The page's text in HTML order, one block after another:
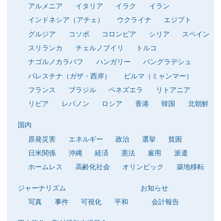
アルメニア イタリア イラク
イラン
インドネシア（アチェ）
ウクライナ
エジプト
グルジア
コソボ コロンビア シリア
スペイン
スリランカ
チェルノブイリ
トルコ
ナゴルノカラバフ
ハンガリー
バングラデシュ
パレスチナ（ガザ・西岸）
ビルマ（ミャンマー）
フランス
ブラジル ベネズエラ
リトアニア
リビア
レバノン ロシア 香港 韓国 北朝鮮
国内
原発災害
エネルギー 政治 選挙
貧困
日米関係
沖縄 経済 憲法 雇用
派遣
ホームレス
高齢化社会 オリンピック 築地移転
ジャーナリズム
写真
事件 可視化 平和
お知らせ
会計報告